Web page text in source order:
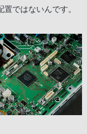
ではないんです。